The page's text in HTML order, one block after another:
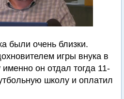
были очень близки.
игры внука в
он отдал тогда 11-
школу и оплатил